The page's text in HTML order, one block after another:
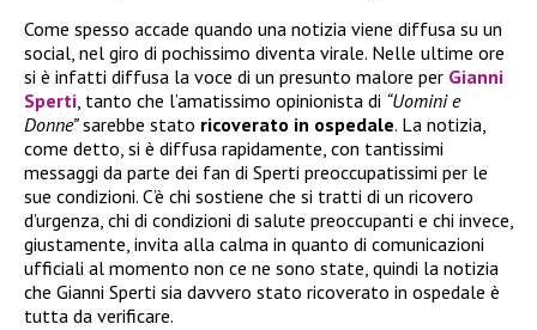
Come spesso accade quando una notizia viene diffusa su un
social, nel giro di pochissimo diventa virale. Nelle ultime ore
si è infatti diffusa la voce di un presunto malore per Gianni
Sperti, tanto che l’amatissimo opinionista di “Uomini e
Donne”sarebbe stato ricoverato in ospedale. La notizia,
come detto, si è diffusa rapidamente, con tantissimi
messaggi da parte dei fan di Sperti preoccupatissimi per le
sue condizioni. C’è chi sostiene che si tratti di un ricovero
d’urgenza, chi di condizioni di salute preoccupanti e chi invece,
giustamente, invita alla calma in quanto di comunicazioni
ufficiali al momento non ce ne sono state, quindi la notizia
che Gianni Sperti sia davvero stato ricoverato in ospedale è
tutta da verificare.